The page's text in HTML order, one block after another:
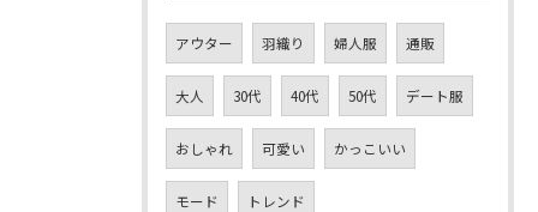
アウター 羽織り 婦人服 通販
大人 30代 40代 50代 デート服
おしゃれ 可愛い かっこいい
モード トレンド